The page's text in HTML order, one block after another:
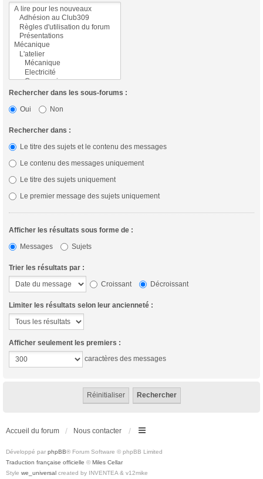
Rechercher dans les sous-forums :
Oui
Non
Rechercher dans :
Le titre des sujets et le contenu des messages
Le contenu des messages uniquement
Le titre des sujets uniquement
Le premier message des sujets uniquement
Afficher les résultats sous forme de :
Messages
Sujets
Trier les résultats par :
Croissant
Décroissant
Limiter les résultats selon leur ancienneté :
Afficher seulement les premiers :
caractères des messages
Accueil du forum Nous contacter
Développé par phpBB® Forum Software © phpBB Limited
Traduction française officielle © Miles Cellar
Style we_universal created by INVENTEA & v12mike